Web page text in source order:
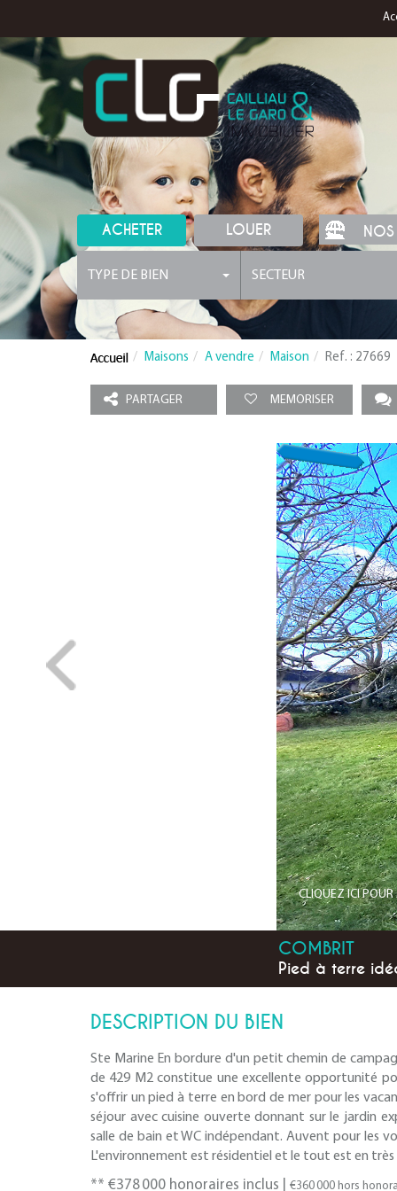
ACHETER LOUER
TYPE DE BIEN SECTEUR
Maisons A vendre Maison Ref. : 27669
PARTAGER MEMORISER
CLIQUEZ ICI
COMBRIT
Pied à terre
DESCRIPTION DU BIEN
Ste Marine En bordure d'un petit chemin de
de 429 M2 constitue une excellente opportunité
s'offrir un pied à terre en bord de mer pour les
séjour avec cuisine ouverte donnant sur le jardin
salle de bain et WC indépendant. Auvent pour les
L'environnement est résidentiel et le tout est en
** €378 000 honoraires inclus €360 000 hors